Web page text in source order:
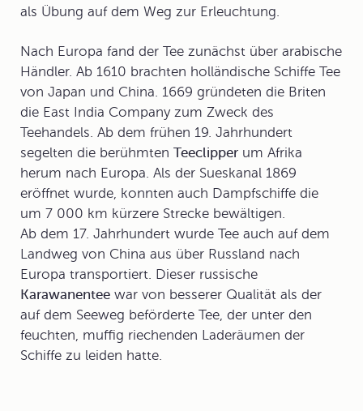
als Übung auf dem Weg zur Erleuchtung.
Nach Europa fand der Tee zunächst über arabische
Händler. Ab 1610 brachten holländische Schiffe Tee
von Japan und China. 1669 gründeten die Briten
die East India Companyzum Zweck des
Teehandels. Ab dem frühen 19. Jahrhundert
segelten die berühmten Teeclipper um Afrika
herum nach Europa. Als der Sueskanal 1869
eröffnet wurde, konnten auch Dampfschiffe die
um 7 000 km kürzere Strecke bewältigen.
Ab dem 17. Jahrhundert wurde Tee auch auf dem
Landweg von China aus über Russland nach
Europa transportiert. Dieser russische
Karawanentee war von besserer Qualität als der
auf dem Seeweg beförderte Tee, der unter den
feuchten, muffig riechenden Laderäumen der
Schiffe zu leiden hatte.